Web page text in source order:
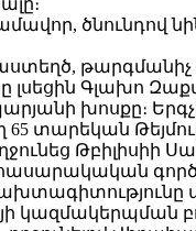
ծնունդով
լսեցին Գլախո
խոսքը։
65 տարեկան
Թբիլիսիի
հասարակական
կազմակերպման